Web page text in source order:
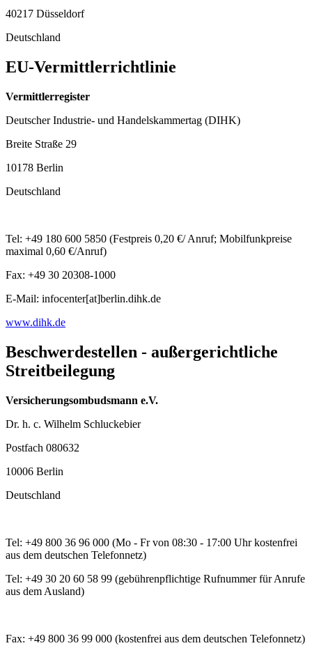
40217 Düsseldorf
Deutschland
EU-Vermittlerrichtlinie
Vermittlerregister
Deutscher Industrie- und Handelskammertag (DIHK)
Breite Straße 29
10178 Berlin
Deutschland
Tel: +49 180 600 5850 (Festpreis 0,20 €/ Anruf; Mobilfunkpreise
maximal 0,60 €/Anruf)
Fax: +49 30 20308-1000
E-Mail: infocenter[at]berlin.dihk.de
www.dihk.de
Beschwerdestellen - außergerichtliche
Streitbeilegung
Versicherungsombudsmann e.V.
Dr. h. c. Wilhelm Schluckebier
Postfach 080632
10006 Berlin
Deutschland
Tel: +49 800 36 96 000 (Mo - Fr von 08:30 - 17:00 Uhr kostenfrei
aus dem deutschen Telefonnetz)
Tel: +49 30 20 60 58 99 (gebührenpflichtige Rufnummer für Anrufe
aus dem Ausland)
Fax: +49 800 36 99 000 (kostenfrei aus dem deutschen Telefonnetz)